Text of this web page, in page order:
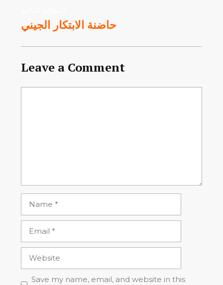
حاضنة الابتكار الجيني
Leave a Comment
Save my name, email, and website in this